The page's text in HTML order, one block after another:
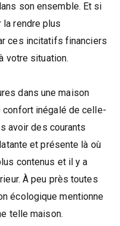
son ensemble. Et si
la rendre plus
ces incitatifs financiers
votre situation.
dans une maison
inégalé de celle-
avoir des courants
et présente là où
contenus et il y a
À peu près toutes
écologique mentionne
telle maison.